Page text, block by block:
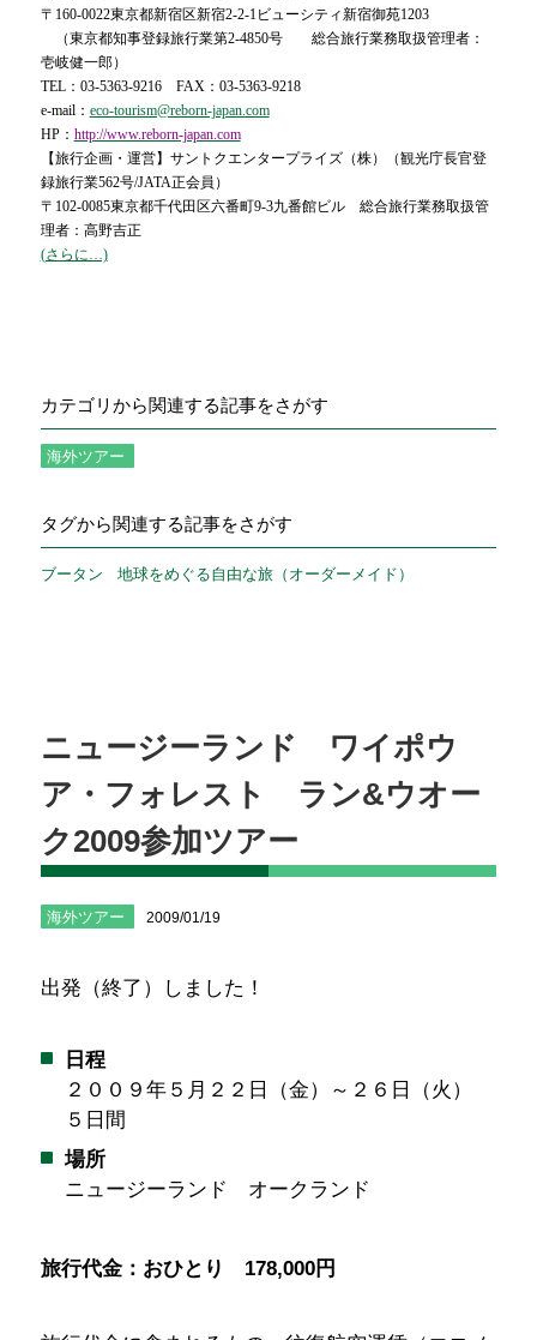
〒 160-0022東京都新宿区新宿2-2-1ビューシティ新宿御苑1203
（東京都知事登録旅行業第2-4850号 総合旅行業務取扱管理者：
壱岐健一郎）
TEL：03-5363-9216 FAX：03-5363-9218
e-mail： eco-tourism@reborn-japan.com
HP： http://www.reborn-japan.com
【旅行企画・運営】サントクエンタープライズ（株）（観光庁長官登
録旅行業562号/JATA正会員）
〒 102-0085東京都千代田区六番町9-3九番館ビル 総合旅行業務取扱管
理者：高野吉正
(さらに…)
カテゴリから関連する記事をさがす
海外ツアー
タグから関連する記事をさがす
ブータン 地球をめぐる自由な旅（オーダーメイド）
ニュージーランド ワイポウ
ア・フォレスト ラン&ウオー
ク2009参加ツアー
海外ツアー 2009/01/19
出発（終了）しました！
日程
２００９年５月２２日（金）～２６日（火）
５日間
場所
ニュージーランド オークランド
旅行代金：おひとり 178,000円